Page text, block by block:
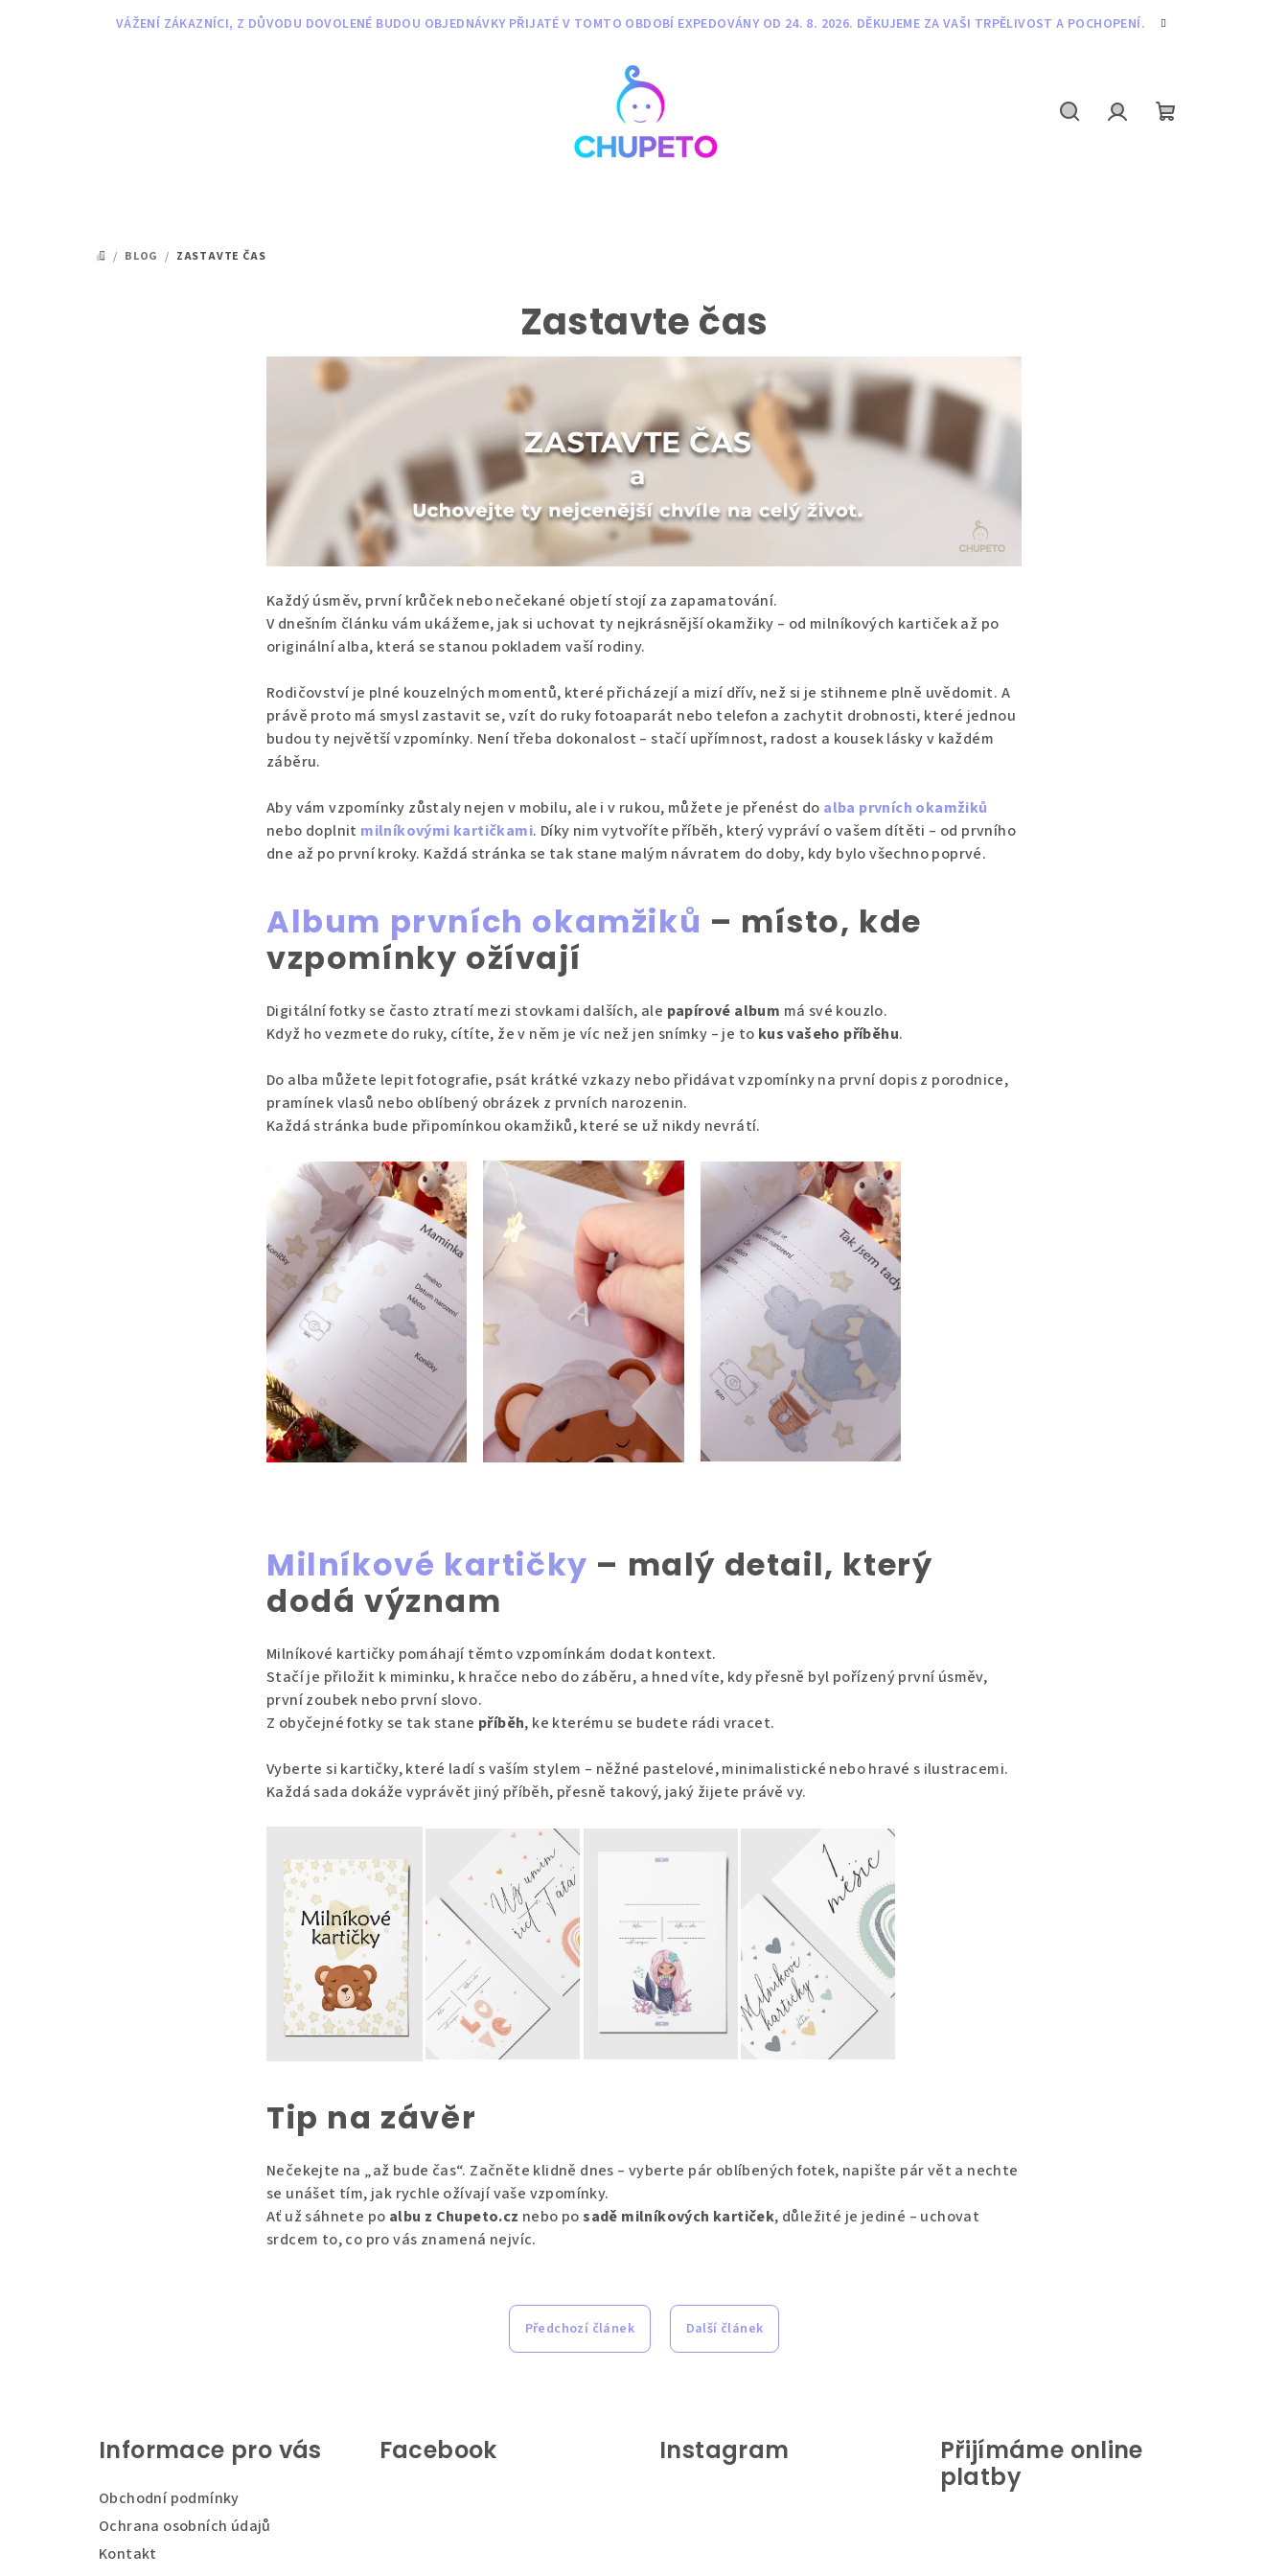
VÁŽENÍ ZÁKAZNÍCI, Z DŮVODU DOVOLENÉ BUDOU OBJEDNÁVKY PŘIJATÉ V TOMTO OBDOBÍ EXPEDOVÁNY OD 24. 8. 2026. DĚKUJEME ZA VAŠI TRPĚLIVOST A POCHOPENÍ.
DOMŮ
/ BLOG / ZASTAVTE ČAS
Zastavte čas
Každý úsměv, první krůček nebo nečekané objetí stojí za zapamatování.
V dnešním článku vám ukážeme, jak si uchovat ty nejkrásnější okamžiky – od milníkových kartiček až po
originální alba, která se stanou pokladem vaší rodiny.
Rodičovství je plné kouzelných momentů, které přicházejí a mizí dřív, než si je stihneme plně uvědomit. A
právě proto má smysl zastavit se, vzít do ruky fotoaparát nebo telefon a zachytit drobnosti, které jednou
budou ty největší vzpomínky. Není třeba dokonalost – stačí upřímnost, radost a kousek lásky v každém
záběru.
Aby vám vzpomínky zůstaly nejen v mobilu, ale i v rukou, můžete je přenést do alba prvních okamžiků
nebo doplnit milníkovými kartičkami. Díky nim vytvoříte příběh, který vypráví o vašem dítěti – od prvního
dne až po první kroky. Každá stránka se tak stane malým návratem do doby, kdy bylo všechno poprvé.
Album prvních okamžiků – místo, kde
vzpomínky ožívají
Digitální fotky se často ztratí mezi stovkami dalších, ale papírové album má své kouzlo.
Když ho vezmete do ruky, cítíte, že v něm je víc než jen snímky – je to kus vašeho příběhu.
Do alba můžete lepit fotografie, psát krátké vzkazy nebo přidávat vzpomínky na první dopis z porodnice,
pramínek vlasů nebo oblíbený obrázek z prvních narozenin.
Každá stránka bude připomínkou okamžiků, které se už nikdy nevrátí.
Milníkové kartičky – malý detail, který
dodá význam
Milníkové kartičky pomáhají těmto vzpomínkám dodat kontext.
Stačí je přiložit k miminku, k hračce nebo do záběru, a hned víte, kdy přesně byl pořízený první úsměv,
první zoubek nebo první slovo.
Z obyčejné fotky se tak stane příběh, ke kterému se budete rádi vracet.
Vyberte si kartičky, které ladí s vaším stylem – něžné pastelové, minimalistické nebo hravé s ilustracemi.
Každá sada dokáže vyprávět jiný příběh, přesně takový, jaký žijete právě vy.
Tip na závěr
Nečekejte na „až bude čas“. Začněte klidně dnes – vyberte pár oblíbených fotek, napište pár vět a nechte
se unášet tím, jak rychle ožívají vaše vzpomínky.
Ať už sáhnete po albu z Chupeto.cz nebo posadě milníkových kartiček, důležité je jediné – uchovat
srdcem to, co pro vás znamená nejvíc.
Předchozí článek Další článek
Informace pro vás
Obchodní podmínky
Ochrana osobních údajů
Kontakt
Facebook Instagram
Přijímáme online
platby